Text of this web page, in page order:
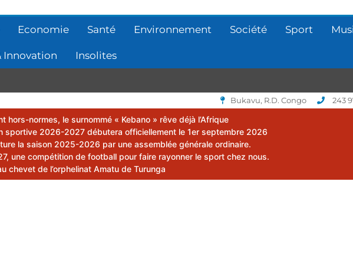
Economie Santé Environnement Société Sport
Innovation Insolites
Bukavu, R.D. Congo 243
hors-normes, le surnommé « Kebano » rêve déjà l’Afrique
sportive 2026-2027 débutera officiellement le 1er septembre 2026
la saison 2025-2026 par une assemblée générale ordinaire.
une compétition de football pour faire rayonner le sport chez nous.
chevet de l’orphelinat Amatu de Turunga